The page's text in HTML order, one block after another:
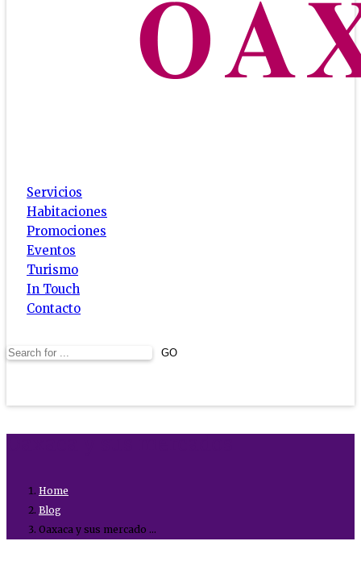
Servicios
Habitaciones
Promociones
Eventos
Turismo
In Touch
Contacto
Home
Blog
Oaxaca y sus mercado ...